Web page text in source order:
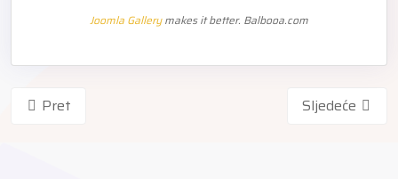
Joomla Gallerymakes it better. Balbooa.com
Pret Sljedeće